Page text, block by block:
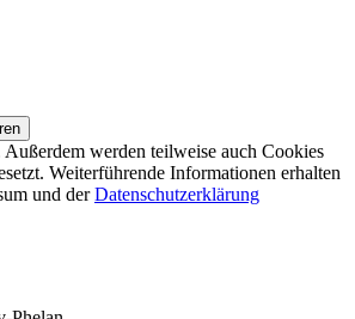
werden teilweise auch Cookies
Weiterführende Informationen erhalten
und derDatenschutzerklärung